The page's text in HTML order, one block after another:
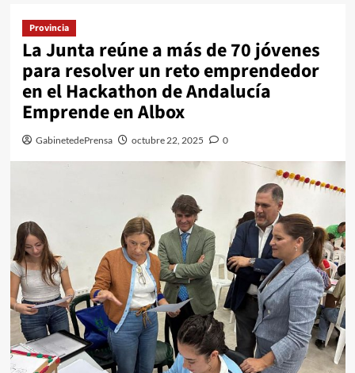
Provincia
La Junta reúne a más de 70 jóvenes
para resolver un reto emprendedor
en el Hackathon de Andalucía
Emprende en Albox
GabinetedePrensa octubre 22, 2025 0